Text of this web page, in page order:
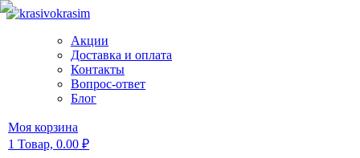
Акции
Доставка и оплата
Контакты
Вопрос-ответ
Блог
Моя корзина
1 Товар, 0.00 ₽